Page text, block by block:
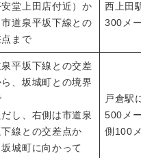
安堂上田店付近）か
市道泉平坂下線との
まで
西上田
300メ
平坂下線との交差
ら、坂城町との境界
だし、右側は市道泉
線との交差点か
坂城町に向かって
戸倉駅
500メ
側100